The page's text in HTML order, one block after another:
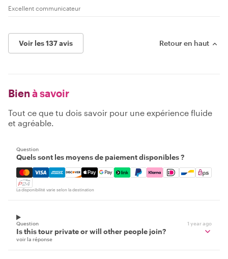
Excellent communicateur
Voir les 137 avis Retour en haut
Bien à savoir
Tout ce que tu dois savoir pour une expérience fluide
et agréable.
Question
Quels sont les moyens de paiement disponibles ?
Mastercard, Visa, Amex, Discover, Apple Pay, Google
La disponibilité varie selon la destination
Question 1 year ago
Is this tour private or will other people join?
voir la réponse